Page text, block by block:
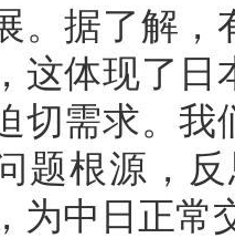
。据了解，
这体现了日
切需求。我
题根源，
为中日正常